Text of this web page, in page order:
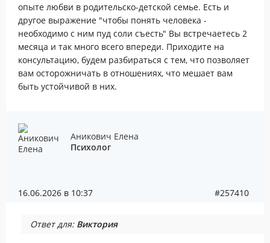
опыте любви в родительско-детской семье. Есть и
другое выражение "чтобы понять человека -
необходимо с ним пуд соли съесть" Вы встречаетесь 2
месяца и так много всего впереди. Приходите на
консультацию, будем разбираться с тем, что позволяет
вам осторожничать в отношениях, что мешает вам
быть устойчивой в них.
Аникович Елена
Психолог
16.06.2026 в 10:37 #257410
Ответ для: Виктория